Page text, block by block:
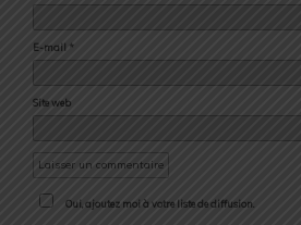
E-mail *
Site web
Oui, ajoutez moi à votre liste de diffusion.